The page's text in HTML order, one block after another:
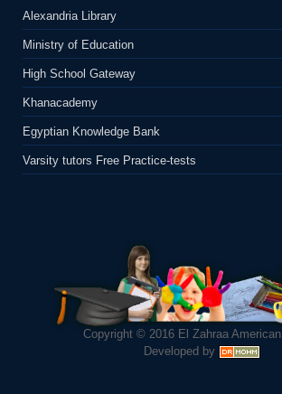
Alexandria Library
Ministry of Education
High School Gateway
Khanacademy
Egyptian Knowledge Bank
Varsity tutors Free Practice-tests
Copyright © 2016 El Zahraa
Developed by